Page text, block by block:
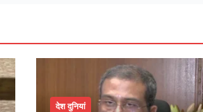
देश दुनियां